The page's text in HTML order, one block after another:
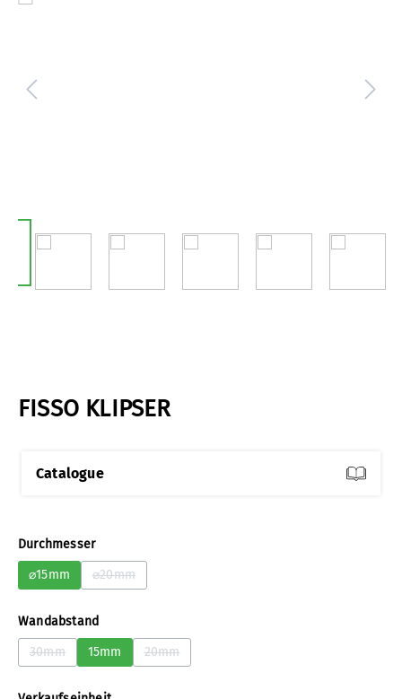
FISSO KLIPSER
Catalogue
Durchmesserauswählen
⌀15mm ⌀20mm
(Diese Option ist zurzeit nicht verfügbar.)
Wandabstandauswählen
30mm
(Diese Option ist zurzeit nicht verfügbar.)
15mm 20mm
(Diese Option ist zurzeit nicht verfügbar.)